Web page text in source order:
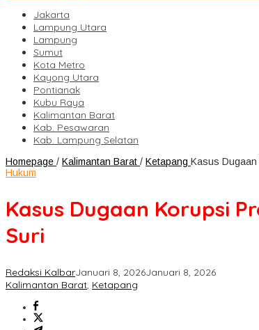
Jakarta
Lampung Utara
Lampung
Sumut
Kota Metro
Kayong Utara
Pontianak
Kubu Raya
Kalimantan Barat
Kab. Pesawaran
Kab. Lampung Selatan
Homepage / Kalimantan Barat / Ketapang Kasus Dugaan
Hukum
Kasus Dugaan Korupsi
Suri
Redaksi KalbarJanuari 8, 2026Januari 8, 2026
Kalimantan Barat, Ketapang